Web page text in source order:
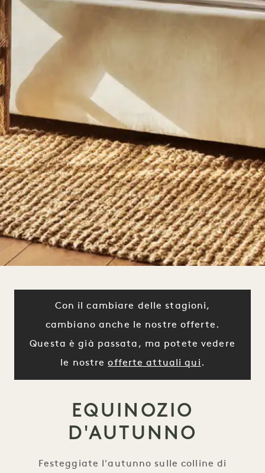
Con il cambiare delle stagioni,
cambiano anche le nostre offerte.
Questa è già passata, ma potete vedere
le nostreofferte attuali qui .
EQUINOZIO
D'AUTUNNO
Festeggiate l'autunno sulle colline di